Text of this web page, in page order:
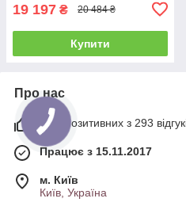
19 197 ₴ 20 484 ₴
Купити
Про нас
99% позитивних з 293
Працює з 15.11.2017
м. Київ
Київ, Україна